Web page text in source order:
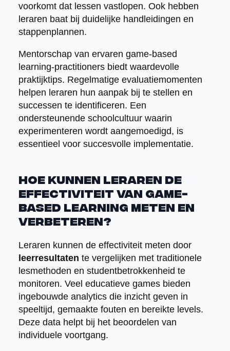
voorkomt dat lessen vastlopen. Ook hebben
leraren baat bij duidelijke handleidingen en
stappenplannen.
Mentorschap van ervaren game-based
learning-practitioners biedt waardevolle
praktijktips. Regelmatige evaluatiemomenten
helpen leraren hun aanpak bij te stellen en
successen te identificeren. Een
ondersteunende schoolcultuur waarin
experimenteren wordt aangemoedigd, is
essentieel voor succesvolle implementatie.
Hoe kunnen leraren de
effectiviteit van game-
based learning meten en
verbeteren?
Leraren kunnen de effectiviteit meten door
leerresultaten te vergelijken met traditionele
lesmethoden en studentbetrokkenheid te
monitoren. Veel educatieve games bieden
ingebouwde analytics die inzicht geven in
speeltijd, gemaakte fouten en bereikte levels.
Deze data helpt bij het beoordelen van
individuele voortgang.